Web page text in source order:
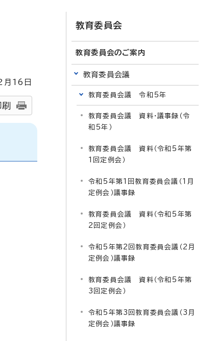
月 16 日
教育委員会
教育委員会のご案内
教育委員会議
教育委員会議 令和5年
教育委員会議 資料・議事録（令
和5年）
教育委員会議 資料（令和5年第
1回定例会）
令和5年第1回教育委員会議（1月
定例会）議事録
教育委員会議 資料（令和5年第
2回定例会）
令和5年第2回教育委員会議（2月
定例会）議事録
教育委員会議 資料（令和5年第
3回定例会）
令和5年第3回教育委員会議（3月
定例会）議事録